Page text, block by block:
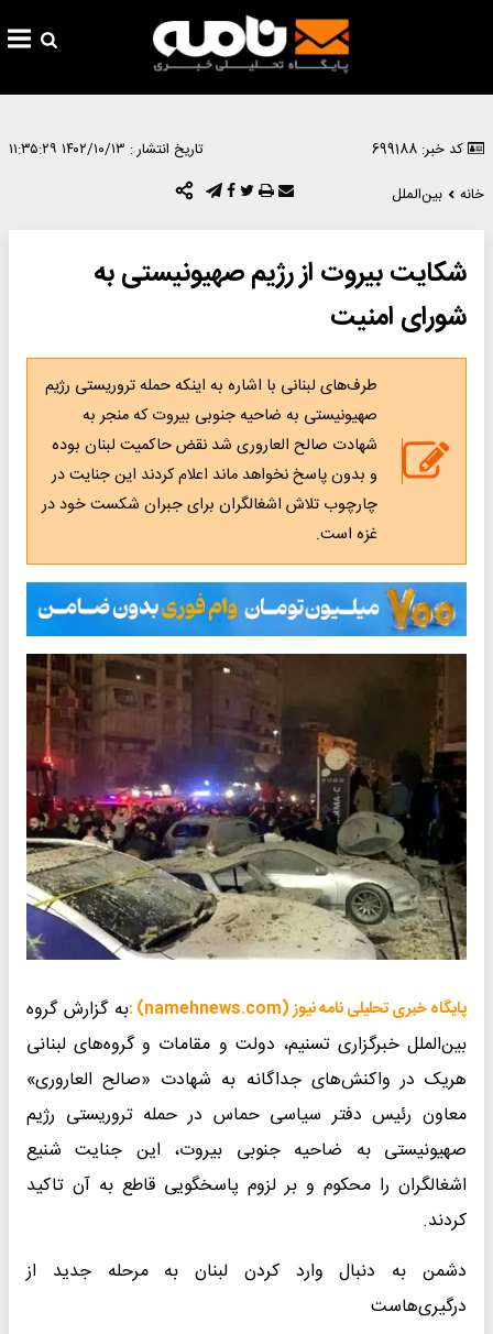
کد خبر: 699188 تاریخ انتشار : ۱۴۰۲/۱۰/۱۳ ۱۱:۳۵:۲۹
خانه
بین‌الملل
شکایت بیروت از رژیم صهیونیستی به
شورای امنیت
طرف‌های لبنانی با اشاره به اینکه حمله تروریستی رژیم
صهیونیستی به ضاحیه جنوبی بیروت که منجر به
شهادت صالح العاروری شد نقض حاکمیت لبنان بوده
و بدون پاسخ نخواهد ماند اعلام کردند این جنایت در
چارچوب تلاش اشغالگران برای جبران شکست خود در
غزه است.
پایگاه خبری تحلیلی نامه نیوز (namehnews.com) :
به گزارش گروه
بین‌الملل خبرگزاری تسنیم، دولت و مقامات و گروه‌های لبنانی
هریک در واکنش‌های جداگانه به شهادت «صالح العاروری»
معاون رئیس دفتر سیاسی حماس در حمله تروریستی رژیم
صهیونیستی به ضاحیه جنوبی بیروت، این جنایت شنیع
اشغالگران را محکوم و بر لزوم پاسخگویی قاطع به آن تاکید
کردند.
دشمن به دنبال وارد کردن لبنان به مرحله جدید از
درگیری‌هاست